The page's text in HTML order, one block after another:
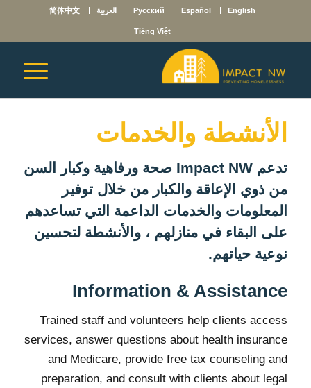
English
Español
Русский العربية 简体中文
Tiếng Việt
الأنشطة والخدمات
تدعم Impact NW صحة ورفاهية وكبار السن
من ذوي الإعاقة والكبار من خلال توفير
المعلومات والخدمات الداعمة التي تساعدهم
على البقاء في منازلهم ، والأنشطة لتحسين
نوعية حياتهم.
Information & Assistance
Trained staff and volunteers help clients access
services, answer questions about health insurance
and Medicare, provide free tax counseling and
preparation, and consult with clients about legal